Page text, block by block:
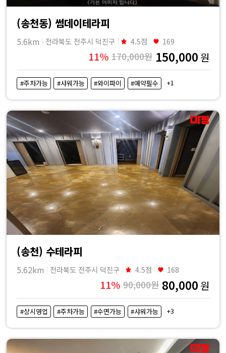
(송천동) 썸데이테라피
5.6km 전라북도 전주시 덕진구 4.5점 169
11% 170,000원 150,000 원
#주차가능 #샤워가능 #와이파이 #예약필수 +1
(송천) 수테라피
5.62km 전라북도 전주시 덕진구 4.5점 168
11% 90,000원 80,000 원
#상시영업 #주차가능 #수면가능 #샤워가능 +3